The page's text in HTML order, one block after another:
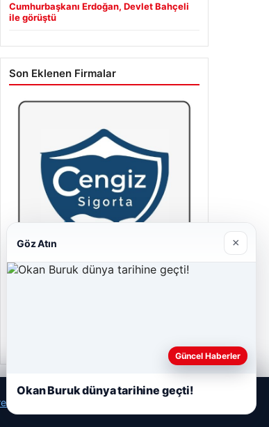
Cumhurbaşkanı Erdoğan, Devlet Bahçeli
ile görüştü
Son Eklenen Firmalar
Politikamız
Göz Atın ×
Güncel Haberler
Okan Buruk dünya tarihine geçti!